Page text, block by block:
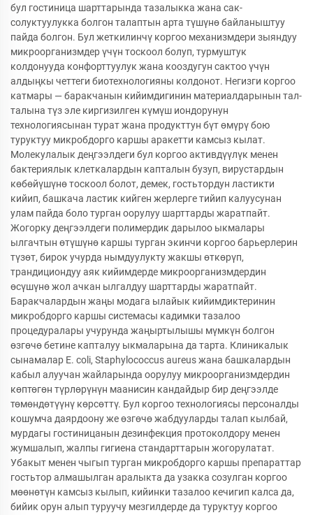
бул гостиница шарттарында тазалыкка жана сак-
солуктуулукка болгон талаптын арта түшүнө байланыштуу
пайда болгон. Бул жеткилинчү коргоо механизмдери зыяндуу
микроорганизмдер үчүн тоскоол болуп, турмуштук
колдонууда конфорттуулук жана кооздугун сактоо үчүн
алдыңкы четтеги биотехнологияны колдонот. Негизги коргоо
катмары — баракчанын кийимдигинин материалдарынын тал-
талына түз эле киргизилген күмүш иондорунун
технологиясынан турат жана продукттун бүт өмүрү бою
туруктуу микробдорго каршы аракетти камсыз кылат.
Молекулалык деңгээлдеги бул коргоо активдүүлүк менен
бактериялык клеткалардын капталын бузуп, вирустардын
көбөйүшүнө тоскоол болот, демек, гостьтордун ластикти
кийип, башкача ластик кийген жерлерге тийип калуусунан
улам пайда боло турган оорулуу шарттарды жаратпайт.
Жогорку деңгээлдеги полимердик дарылоо ыкмалары
ылгачтын өтүшүнө каршы турган экинчи коргоо барьерлерин
түзөт, бирок учурда нымдуулукту жакшы өткөрүп,
трандициондуу аяк кийимдерде микроорганизмдердин
өсүшүнө жол ачкан ылгалдуу шарттарды жаратпайт.
Баракчалардын жаңы модага ылайык кийимдиктеринин
микробдорго каршы системасы кадимки тазалоо
процедуралары учурунда жаңыртылышы мүмкүн болгон
өзгөчө бетине капталуу ыкмаларына да тарта. Клиникалык
сынамалар E. coli, Staphylococcus aureus жана башкалардын
кабыл алуучан жайларында оорулуу микроорганизмдердин
көптөгөн түрлөрүнүн маанисин кандайдыр бир деңгээлде
төмөндөтүүнү көрсөттү. Бул коргоо технологиясы персоналды
кошумча даярдоону же өзгөчө жабдууларды талап кылбай,
мурдагы гостиницанын дезинфекция протоколдору менен
жумшалып, жалпы гигиена стандарттарын жогорулатат.
Убакыт менен чыгып турган микробдорго каршы препараттар
гостьтор алмашылган аралыкта да узакка созулган коргоо
мөөнөтүн камсыз кылып, кийинки тазалоо кечигип калса да,
бийик орун алып туруучу мезгилдерде да туруктуу коргоо